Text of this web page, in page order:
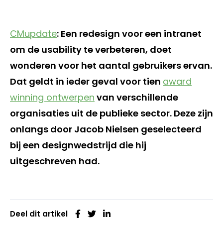
CMupdate: Een redesign voor een intranet
om de usability te verbeteren, doet
wonderen voor het aantal gebruikers ervan.
Dat geldt in ieder geval voor tien award
winning ontwerpen van verschillende
organisaties uit de publieke sector. Deze zijn
onlangs door Jacob Nielsen geselecteerd
bij een designwedstrijd die hij
uitgeschreven had.
Deel dit artikel